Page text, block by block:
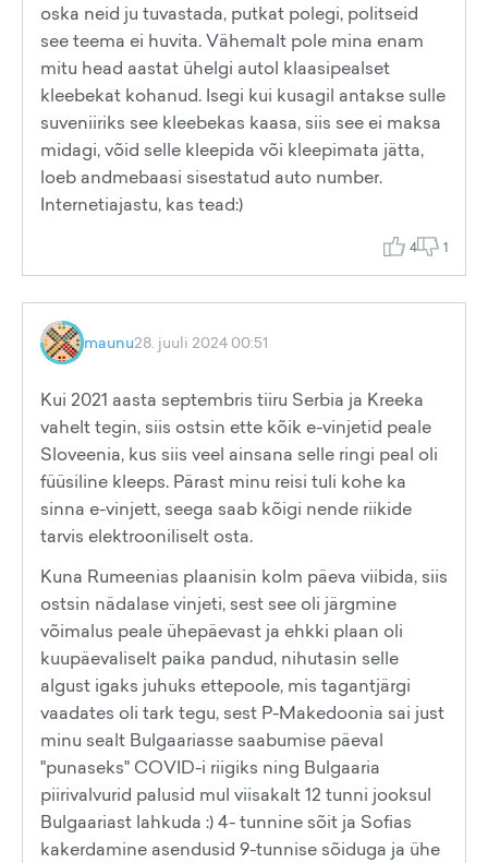
oska neid ju tuvastada, putkat polegi, politseid
see teema ei huvita. Vähemalt pole mina enam
mitu head aastat ühelgi autol klaasipealset
kleebekat kohanud. Isegi kui kusagil antakse sulle
suveniiriks see kleebekas kaasa, siis see ei maksa
midagi, võid selle kleepida või kleepimata jätta,
loeb andmebaasi sisestatud auto number.
Internetiajastu, kas tead:)
4 1
maunu28. juuli 2024 00:51
Kui 2021 aasta septembris tiiru Serbia ja Kreeka
vahelt tegin, siis ostsin ette kõik e-vinjetid peale
Sloveenia, kus siis veel ainsana selle ringi peal oli
füüsiline kleeps. Pärast minu reisi tuli kohe ka
sinna e-vinjett, seega saab kõigi nende riikide
tarvis elektrooniliselt osta.
Kuna Rumeenias plaanisin kolm päeva viibida, siis
ostsin nädalase vinjeti, sest see oli järgmine
võimalus peale ühepäevast ja ehkki plaan oli
kuupäevaliselt paika pandud, nihutasin selle
algust igaks juhuks ettepoole, mis tagantjärgi
vaadates oli tark tegu, sest P-Makedoonia sai just
minu sealt Bulgaariasse saabumise päeval
"punaseks" COVID-i riigiks ning Bulgaaria
piirivalvurid palusid mul viisakalt 12 tunni jooksul
Bulgaariast lahkuda :) 4- tunnine sõit ja Sofias
kakerdamine asendusid 9-tunnise sõiduga ja ühe